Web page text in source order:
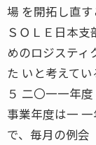
場 を開拓し直す
ＳＯＬＥ日本
めのロジスティ
た いと考えてい
５ 二〇一一年
事業年度は一
で、毎月の例会